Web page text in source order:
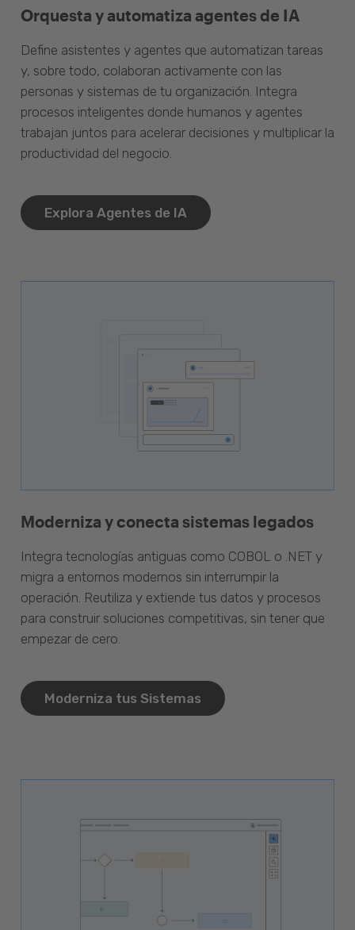
Orquesta y automatiza agentes de IA
Define asistentes y agentes que automatizan tareas
y, sobre todo, colaboran activamente con las
personas y sistemas de tu organización. Integra
procesos inteligentes donde humanos y agentes
trabajan juntos para acelerar decisiones y multiplicar la
productividad del negocio.
Explora Agentes de IA
Moderniza y conecta sistemas legados
Integra tecnologías antiguas como COBOL o .NET y
migra a entornos modernos sin interrumpir la
operación. Reutiliza y extiende tus datos y procesos
para construir soluciones competitivas, sin tener que
empezar de cero.
Moderniza tus Sistemas